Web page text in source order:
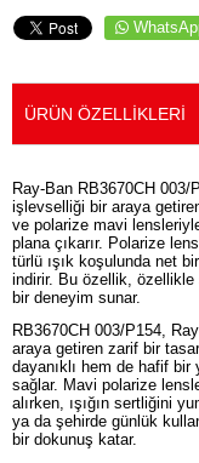
ÜRÜN ÖZELLIKLERI
Ray-Ban RB3670CH
işlevselliği bir araya
ve polarize mavi
plana çıkarır. Polarize
türlü ışık koşulunda net
indirir. Bu özellik,
bir deneyim sunar.
RB3670CH 003/P154,
araya getiren zarif bir
dayanıklı hem de hafif
sağlar. Mavi polarize
alırken, ışığın sertliğini
ya da şehirde günlük
bir dokunuş katar.